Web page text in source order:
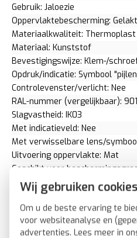
Wij gebruiken cookies
Om u de beste ervaring te
voor websiteanalyse en
advertenties. Lees meer in
Gebruik: Jaloezie
Oppervlaktebescherming: Gelakt
Materiaalkwaliteit: Thermoplast
Materiaal: Kunststof
Bevestigingswijze: Klem-/
Opdruk/indicatie: Symbool
Controlevenster/verlicht: Nee
RAL-nummer (vergelijkbaar):
Slagvastheid: IK03
Met indicatieveld: Nee
Met verwisselbare lens/
Uitvoering oppervlakte: Mat
Geschikt voor
Geschikt voor bussysteem-
Aftastsymbool / barrièrevrij: Nee
Antibacteriële behandeling: Nee
2CKA001710A3872